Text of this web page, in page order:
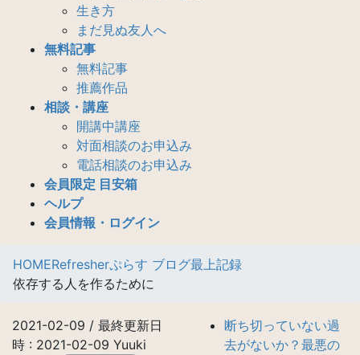
生き方
まだ見ぬ友人へ
無料記事
無料記事
推薦作品
相談・講座
開講中講座
対面相談のお申込み
電話相談のお申込み
会員限定 目安箱
ヘルプ
会員情報・ログイン
HOMERefresherぷらす ブログ最上記録
依存する人を作るために
2021-02-09 / 最終更新日
時 : 2021-02-09 Yuuki
断ち切っていない過
去がないか？最悪の